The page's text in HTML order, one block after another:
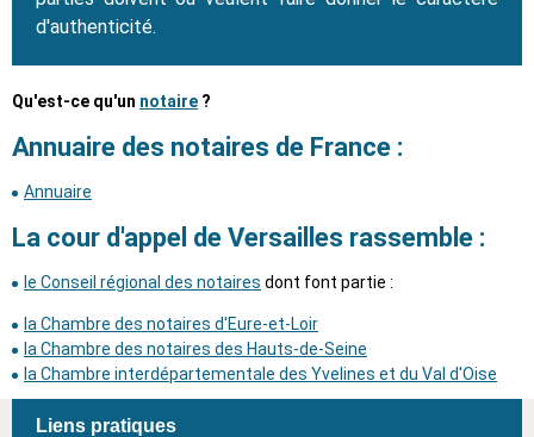
d'authenticité.
Qu'est-ce qu'un notaire ?
Annuaire des notaires de France :
Annuaire
La cour d'appel de Versailles rassemble :
le Conseil régional des notaires dont font partie :
la Chambre des notaires d'Eure-et-Loir
la Chambre des notaires des Hauts-de-Seine
la Chambre interdépartementale des Yvelines et du Val d'Oise
Liens pratiques